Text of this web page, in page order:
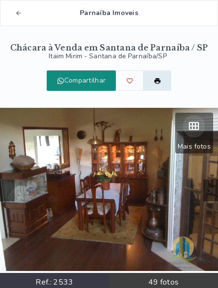
Parnaíba Imoveis
Chácara à Venda em Santana de Parnaíba / SP
Itaim Mirim - Santana de Parnaíba/SP
Compartilhar
Mais fotos
Ref.: 2533 49 fotos